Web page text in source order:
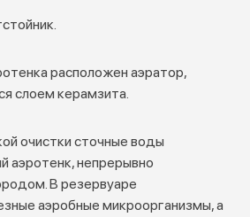
расположен аэратор,
слоем керамзита.
очистки сточные воды
аэротенк, непрерывно
В резервуаре
аэробные микроорганизмы, а